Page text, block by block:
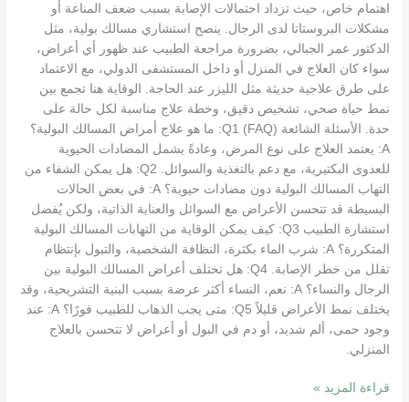
اهتمام خاص، حيث تزداد احتمالات الإصابة بسبب ضعف المناعة أو
مشكلات البروستاتا لدى الرجال. ينصح استشاري مسالك بولية، مثل
الدكتور عمر الجبالي، بضرورة مراجعة الطبيب عند ظهور أي أعراض،
سواء كان العلاج في المنزل أو داخل المستشفى الدولي، مع الاعتماد
على طرق علاجية حديثة مثل الليزر عند الحاجة. الوقاية هنا تجمع بين
نمط حياة صحي، تشخيص دقيق، وخطة علاج مناسبة لكل حالة على
حدة. الأسئلة الشائعة (FAQ) Q1: ما هو علاج أمراض المسالك البولية؟
A: يعتمد العلاج على نوع المرض، وعادةً يشمل المضادات الحيوية
للعدوى البكتيرية، مع دعم بالتغذية والسوائل. Q2: هل يمكن الشفاء من
التهاب المسالك البولية دون مضادات حيوية؟ A: في بعض الحالات
البسيطة قد تتحسن الأعراض مع السوائل والعناية الذاتية، ولكن يُفضل
استشارة الطبيب Q3: كيف يمكن الوقاية من التهابات المسالك البولية
المتكررة؟ A: شرب الماء بكثرة، النظافة الشخصية، والتبول بإنتظام
تقلل من خطر الإصابة. Q4: هل تختلف أعراض المسالك البولية بين
الرجال والنساء؟ A: نعم، النساء أكثر عرضة بسبب البنية التشريحية، وقد
يختلف نمط الأعراض قليلاً Q5: متى يجب الذهاب للطبيب فورًا؟ A: عند
وجود حمى، ألم شديد، أو دم في البول أو أعراض لا تتحسن بالعلاج
المنزلي.
قراءة المزيد »